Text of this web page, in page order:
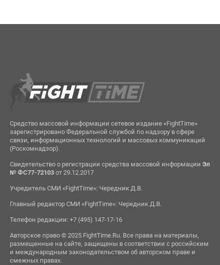
Средство массовой информации сетевое издание «FightTime»
зарегистрировано Федеральной службой по надзору в сфере
связи, информационных технологий и массовых коммуникаций
(Роскомнадзор).
Свидетельство о регистрации средства массовой информации Эл
№ ФС77-72103от 29.12.2017
Учредитель СМИ «FightTime»: Чередник Д.В.
Главный редактор СМИ «FightTime»: Чередник Д.В.
Телефон редакции: +7 (495) 147-17-16
Авторское право © 2025 FightTime.Ru. Все права на материалы,
размещенные на сайте, защищены в соответствии с российским
и международным законодательством об авторском праве и
смежных правах.